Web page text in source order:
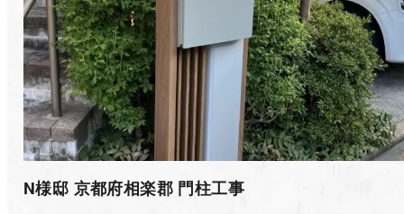
N様邸 京都府相楽郡 門柱工事